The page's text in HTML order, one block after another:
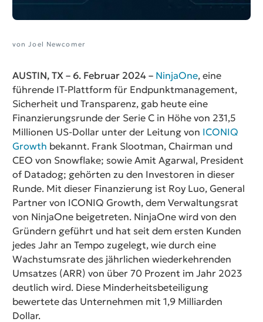
von Joel Newcomer
AUSTIN, TX – 6. Februar 2024 – NinjaOne, eine
führende IT-Plattform für Endpunktmanagement,
Sicherheit und Transparenz, gab heute eine
Finanzierungsrunde der Serie C in Höhe von 231,5
Millionen US-Dollar unter der Leitung von ICONIQ
Growth bekannt. Frank Slootman, Chairman und
CEO von Snowflake; sowie Amit Agarwal, President
of Datadog; gehörten zu den Investoren in dieser
Runde. Mit dieser Finanzierung ist Roy Luo, General
Partner von ICONIQ Growth, dem Verwaltungsrat
von NinjaOne beigetreten. NinjaOne wird von den
Gründern geführt und hat seit dem ersten Kunden
jedes Jahr an Tempo zugelegt, wie durch eine
Wachstumsrate des jährlichen wiederkehrenden
Umsatzes (ARR) von über 70 Prozent im Jahr 2023
deutlich wird. Diese Minderheitsbeteiligung
bewertete das Unternehmen mit 1,9 Milliarden
Dollar.